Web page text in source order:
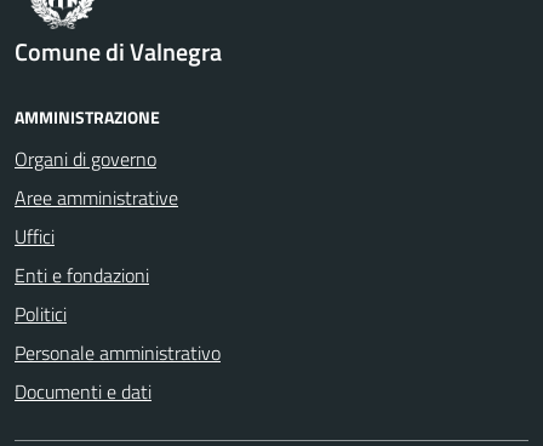
Comune di Valnegra
AMMINISTRAZIONE
Organi di governo
Aree amministrative
Uffici
Enti e fondazioni
Politici
Personale amministrativo
Documenti e dati